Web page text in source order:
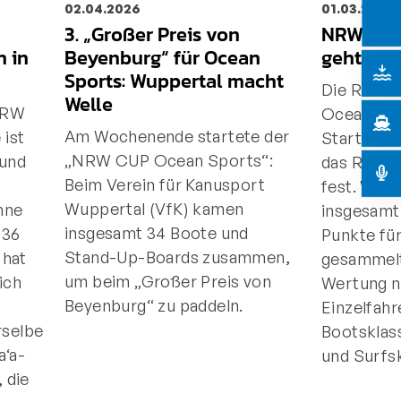
in
ist
die
02.04.2026
3. „Großer Preis von
Beyenburg“ für Ocean
Sports: Wuppertal macht
Welle
Am Wochenende startete der
„NRW CUP Ocean Sports“:
Beim Verein für Kanusport
Wuppertal (VfK) kamen
insgesamt 34 Boote und
Stand-Up-Boards zusammen,
um beim „Großer Preis von
Beyenburg“ zu paddeln.
01.03.2026
NRW
geht in
Die
Ocean
das
fest.
Punkte
Wertung
und